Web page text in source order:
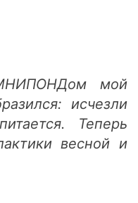
мой
исчезли
Теперь
весной и